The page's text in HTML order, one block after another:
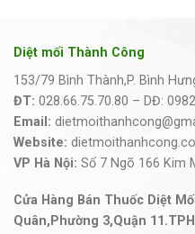
Diệt mối Thành Công
153/79 Bình Thành,P. Bình
ĐT: 028.66.75.70.80 – DĐ:
Email:
Website:
VP Hà Nội: Số 7 Ngõ 166 Kim
Cửa Hàng Bán Thuốc Diệt
Quân,Phường 3,Quận